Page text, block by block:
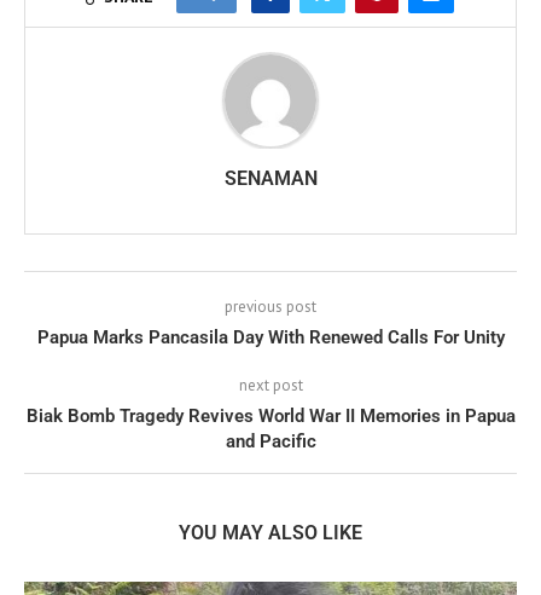
SENAMAN
previous post
Papua Marks Pancasila Day With Renewed Calls For Unity
next post
Biak Bomb Tragedy Revives World War II Memories in Papua
and Pacific
YOU MAY ALSO LIKE